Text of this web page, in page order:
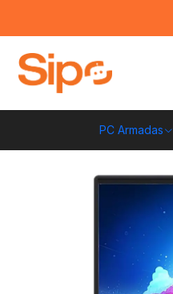
PC Armadas